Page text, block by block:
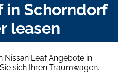
in Schorndorf
leasen
Nissan Leaf Angebote in
sich Ihren Traumwagen.